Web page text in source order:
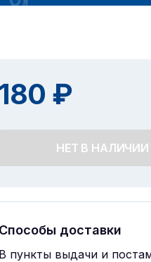
180 ₽
НЕТ В НАЛИЧИИ
Способы доставки
В пункты выдачи и